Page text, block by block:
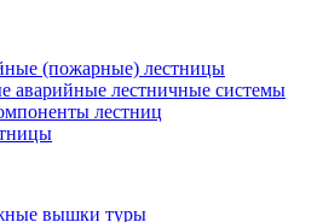
(пожарные) лестницы
аварийные лестничные системы
лестниц
вышки туры